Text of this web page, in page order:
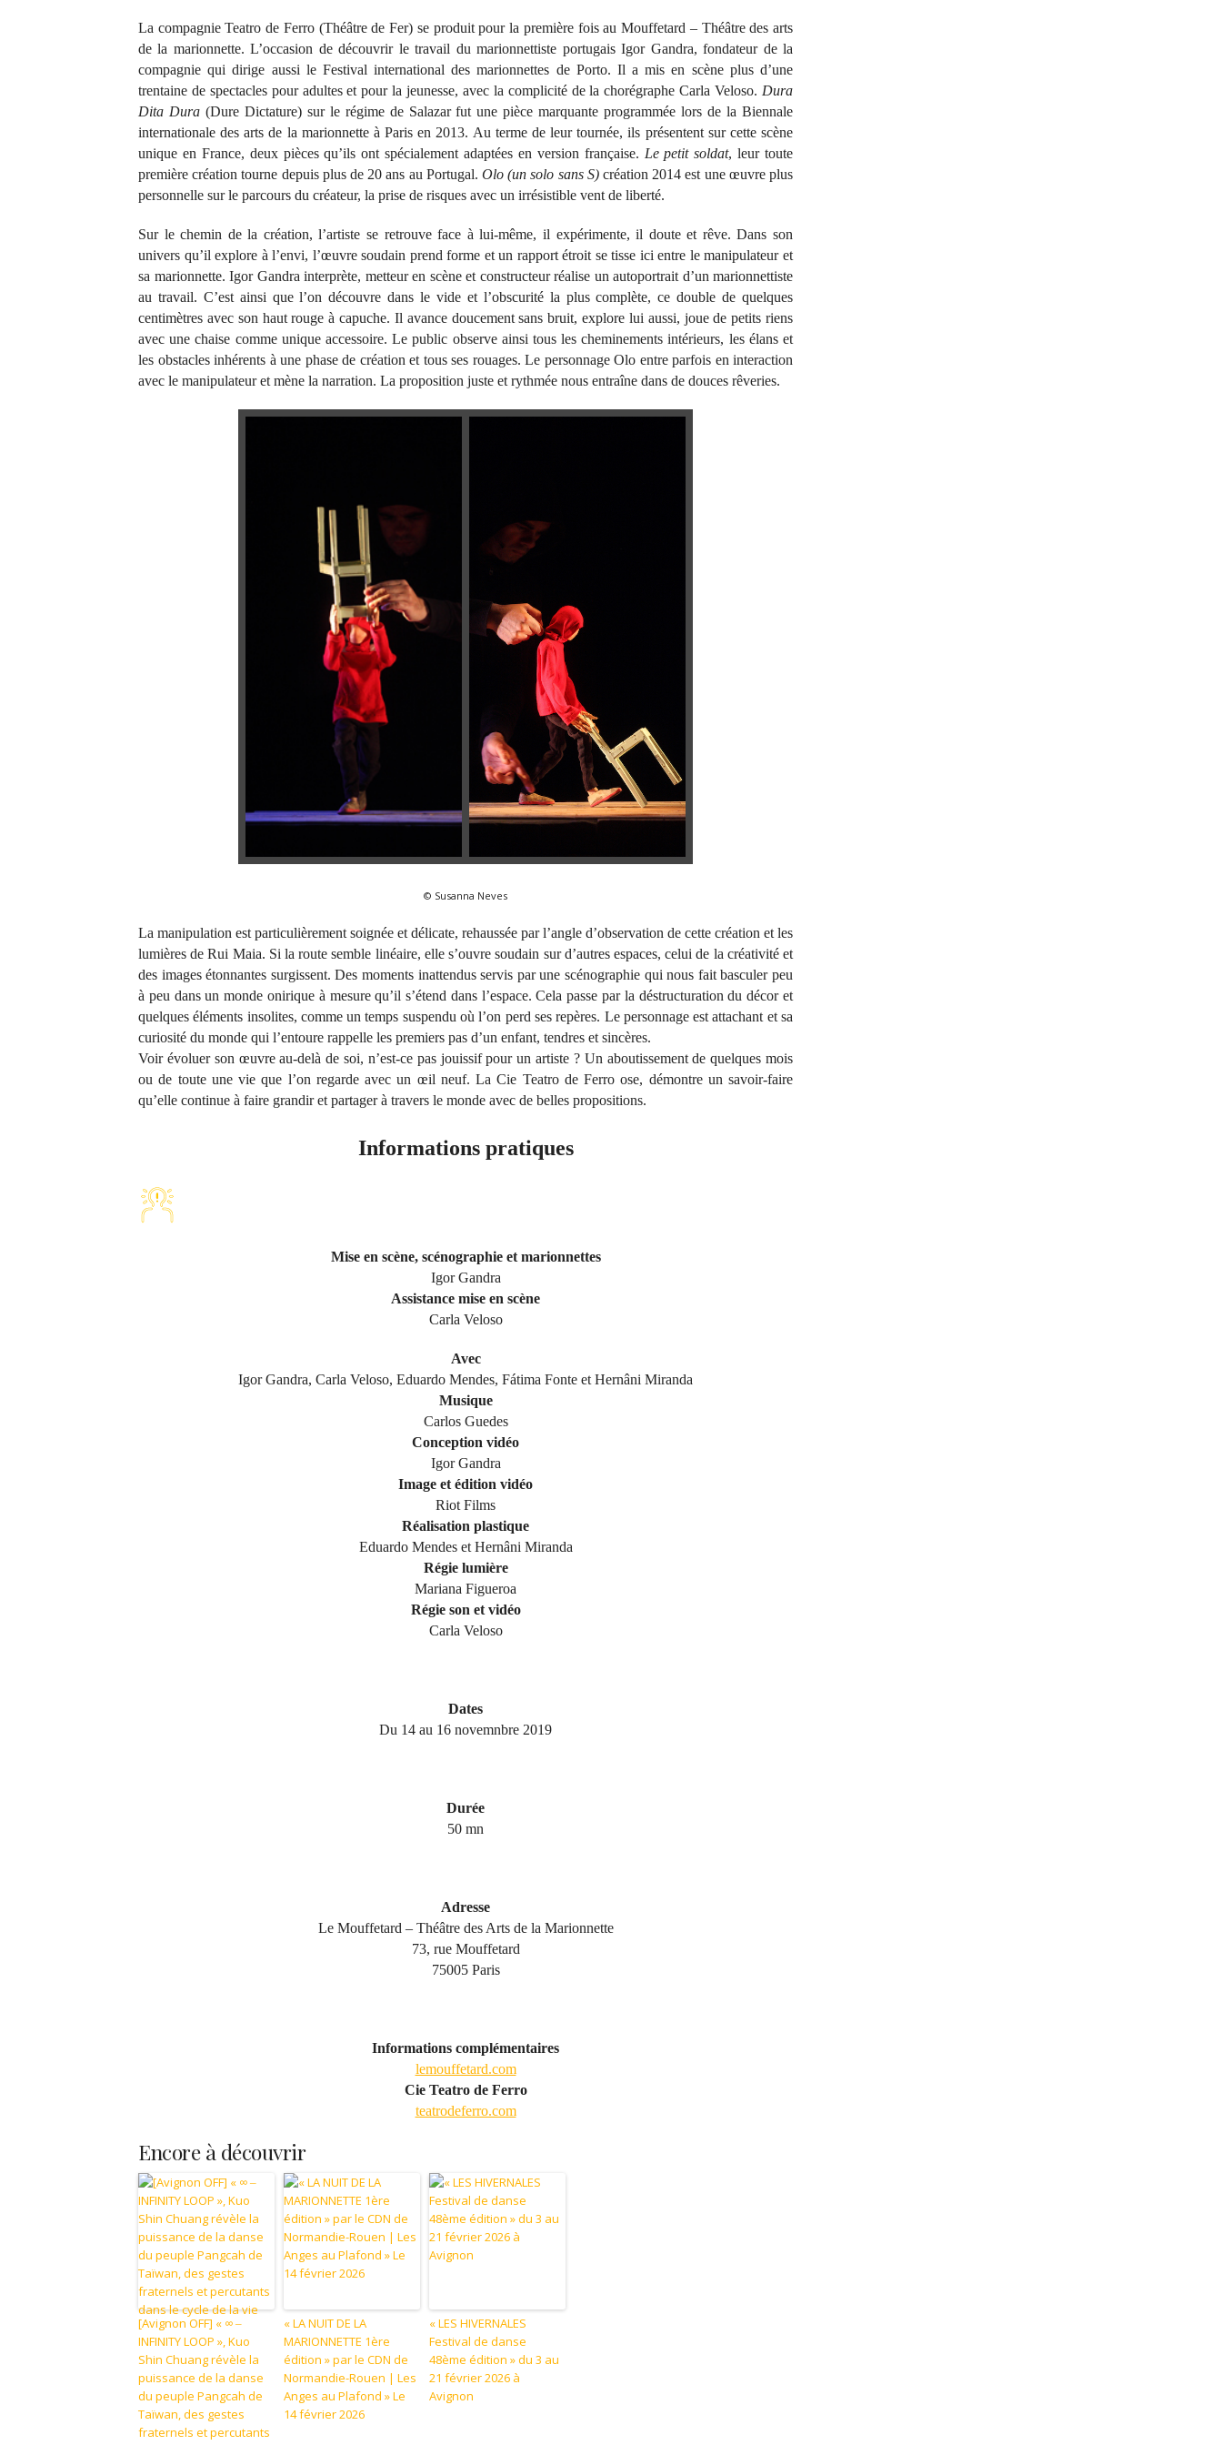
La compagnie Teatro de Ferro (Théâtre de Fer) se produit pour la première fois au Mouffetard – Théâtre des arts
de la marionnette. L’occasion de découvrir le travail du marionnettiste portugais Igor Gandra, fondateur de la
compagnie qui dirige aussi le Festival international des marionnettes de Porto. Il a mis en scène plus d’une
trentaine de spectacles pour adultes et pour la jeunesse, avec la complicité de la chorégraphe Carla Veloso. Dura
Dita Dura(Dure Dictature) sur le régime de Salazar fut une pièce marquante programmée lors de la Biennale
internationale des arts de la marionnette à Paris en 2013. Au terme de leur tournée, ils présentent sur cette scène
unique en France, deux pièces qu’ils ont spécialement adaptées en version française. Le petit soldat, leur toute
première création tourne depuis plus de 20 ans au Portugal. Olo (un solo sans S)création 2014 est une œuvre plus
personnelle sur le parcours du créateur, la prise de risques avec un irrésistible vent de liberté.
Sur le chemin de la création, l’artiste se retrouve face à lui-même, il expérimente, il doute et rêve. Dans son
univers qu’il explore à l’envi, l’œuvre soudain prend forme et un rapport étroit se tisse ici entre le manipulateur et
sa marionnette. Igor Gandra interprète, metteur en scène et constructeur réalise un autoportrait d’un marionnettiste
au travail. C’est ainsi que l’on découvre dans le vide et l’obscurité la plus complète, ce double de quelques
centimètres avec son haut rouge à capuche. Il avance doucement sans bruit, explore lui aussi, joue de petits riens
avec une chaise comme unique accessoire. Le public observe ainsi tous les cheminements intérieurs, les élans et
les obstacles inhérents à une phase de création et tous ses rouages. Le personnage Olo entre parfois en interaction
avec le manipulateur et mène la narration. La proposition juste et rythmée nous entraîne dans de douces rêveries.
© Susanna Neves
La manipulation est particulièrement soignée et délicate, rehaussée par l’angle d’observation de cette création et les
lumières de Rui Maia. Si la route semble linéaire, elle s’ouvre soudain sur d’autres espaces, celui de la créativité et
des images étonnantes surgissent. Des moments inattendus servis par une scénographie qui nous fait basculer peu
à peu dans un monde onirique à mesure qu’il s’étend dans l’espace. Cela passe par la déstructuration du décor et
quelques éléments insolites, comme un temps suspendu où l’on perd ses repères. Le personnage est attachant et sa
curiosité du monde qui l’entoure rappelle les premiers pas d’un enfant, tendres et sincères.
Voir évoluer son œuvre au-delà de soi, n’est-ce pas jouissif pour un artiste ? Un aboutissement de quelques mois
ou de toute une vie que l’on regarde avec un œil neuf. La Cie Teatro de Ferro ose, démontre un savoir-faire
qu’elle continue à faire grandir et partager à travers le monde avec de belles propositions.
Informations pratiques
Mise en scène, scénographie et marionnettes
Igor Gandra
Assistance mise en scène
Carla Veloso
Avec
Igor Gandra, Carla Veloso, Eduardo Mendes, Fátima Fonte et Hernâni Miranda
Musique
Carlos Guedes
Conception vidéo
Igor Gandra
Image et édition vidéo
Riot Films
Réalisation plastique
Eduardo Mendes et Hernâni Miranda
Régie lumière
Mariana Figueroa
Régie son et vidéo
Carla Veloso
Dates
Du 14 au 16 novemnbre 2019
Durée
50 mn
Adresse
Le Mouffetard – Théâtre des Arts de la Marionnette
73, rue Mouffetard
75005 Paris
Informations complémentaires
lemouffetard.com
Cie Teatro de Ferro
teatrodeferro.com
Encore à découvrir
[Avignon OFF] « ∞ ‒
INFINITY LOOP », Kuo
Shin Chuang révèle la
puissance de la danse
du peuple Pangcah de
Taïwan, des gestes
fraternels et percutants
« LA NUIT DE LA
MARIONNETTE 1ère
édition » par le CDN de
Normandie-Rouen | Les
Anges au Plafond » Le
14 février 2026
« LES HIVERNALES
Festival de danse
48ème édition » du 3 au
21 février 2026 à
Avignon